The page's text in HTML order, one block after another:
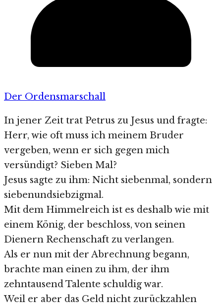
Der Ordensmarschall
In jener Zeit trat Petrus zu Jesus und fragte:
Herr, wie oft muss ich meinem Bruder
vergeben, wenn er sich gegen mich
versündigt? Sieben Mal?
Jesus sagte zu ihm: Nicht siebenmal, sondern
siebenundsiebzigmal.
Mit dem Himmelreich ist es deshalb wie mit
einem König, der beschloss, von seinen
Dienern Rechenschaft zu verlangen.
Als er nun mit der Abrechnung begann,
brachte man einen zu ihm, der ihm
zehntausend Talente schuldig war.
Weil er aber das Geld nicht zurückzahlen